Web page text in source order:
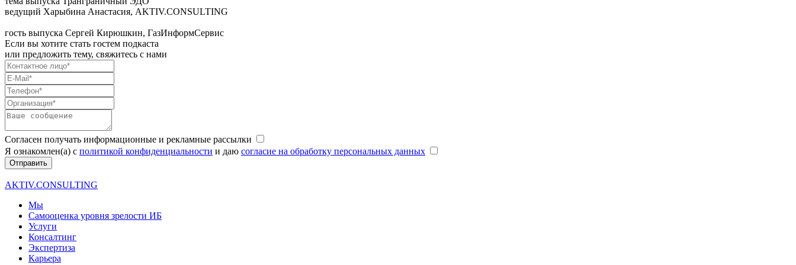
ведущий Харыбина Анастасия, AKTIV.CONSULTING
гость выпуска Сергей Кирюшкин, ГазИнформСервис
Если вы хотите стать гостем подкаста
или предложить тему, свяжитесь с нами
Согласен получать информационные и рекламные рассылки
Я ознакомлен(а) с политикой конфиденциальности и даю согласие на обработку персональных данных
Отправить
AKTIV.CONSULTING
Мы
Самооценка уровня зрелости ИБ
Услуги
Консалтинг
Экспертиза
Карьера